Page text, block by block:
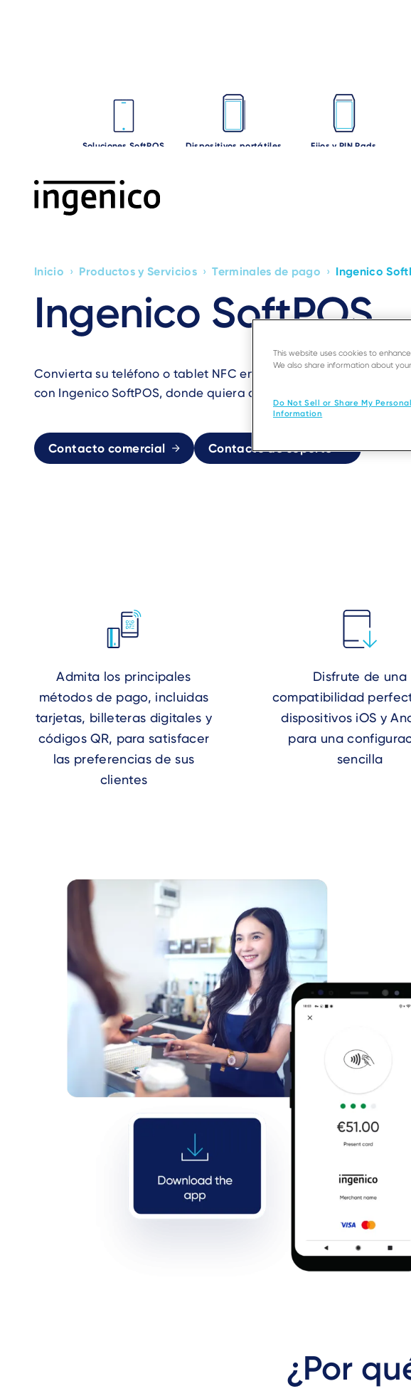
Soluciones SoftPOS Dispositivos portátiles Fijos y PIN Pads
Ingenico SoftPOS
Convierta su teléfono o tablet NFC en una solución segura de
con Ingenico SoftPOS, donde quiera que opere su negocio.
Contacto comercial Contacto de soporte
Breadcrumb
Inicio › Productos y Servicios › Terminales de pago › Ingenico
Admita los principales
métodos de pago, incluidas
tarjetas, billeteras digitales y
códigos QR, para satisfacer
las preferencias de sus
clientes
Disfrute de una
compatibilidad
dispositivos iOS y
para una
sencilla
¿Por
This website uses cookies to
We also share information about
Do Not Sell or Share My Personal
Information